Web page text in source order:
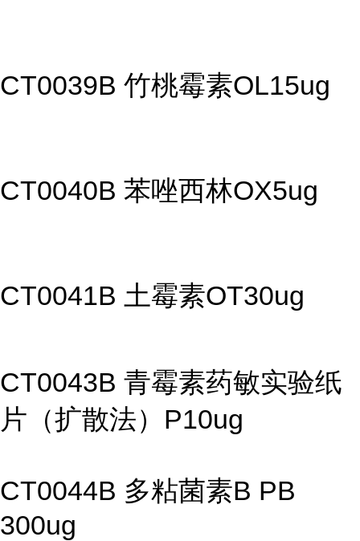
CT0039B 竹桃霉素OL15ug
CT0040B 苯唑西林OX5ug
CT0041B 土霉素OT30ug
CT0043B 青霉素药敏实验纸
片（扩散法）P10ug
CT0044B 多粘菌素B PB
300ug